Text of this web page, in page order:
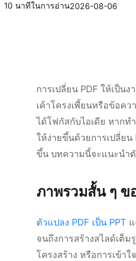
10 นาทีในการอ่าน2026-08-06
การเปลี่ยน PDF ให้เป็น
เค้าโครงเพี้ยนหรือข้อค
ได้โฟกัสกับไอเดีย หากท
ให้ง่ายขึ้นด้วยการเปลี่ย
ขึ้น บทความนี้จะแนะนำตั
ภาพรวมสั้น ๆ ข
ตัวแปลง PDF เป็น PPT
จนถึงการสร้างสไลด์เต็
โครงสร้าง หรือการเข้า